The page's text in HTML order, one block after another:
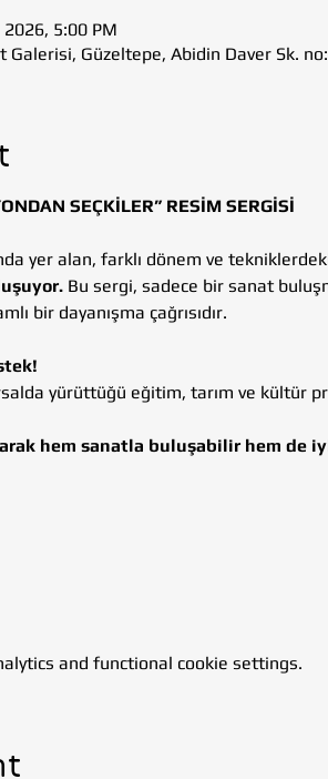
5:00 PM
Güzeltepe, Abidin Daver Sk.
SEÇKİLER” RESİM SERGİSİ
yer alan, farklı dönem ve
Bu sergi, sadece bir sanat
bir dayanışma çağrısıdır.
yürüttüğü eğitim, tarım ve kültür
hem sanatla buluşabilir hem de
and functional cookie settings.